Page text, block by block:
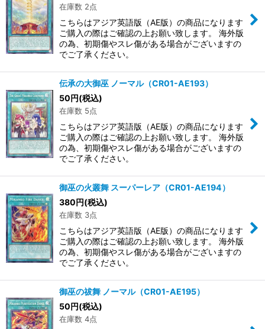
在庫数 2点
こちらはアジア英語版（AE版）の商品になります
ご購入の際はご確認の上お願い致します。 海外版
の為、初期傷やスレ傷がある場合がございますの
でご了承ください。
伝承の大御巫 ノーマル（CR01-AE193）
50円(税込)
在庫数 5点
こちらはアジア英語版（AE版）の商品になります
ご購入の際はご確認の上お願い致します。 海外版
の為、初期傷やスレ傷がある場合がございますの
でご了承ください。
御巫の火叢舞 スーパーレア（CR01-AE194）
380円(税込)
在庫数 3点
こちらはアジア英語版（AE版）の商品になります
ご購入の際はご確認の上お願い致します。 海外版
の為、初期傷やスレ傷がある場合がございますの
でご了承ください。
御巫の祓舞 ノーマル（CR01-AE195）
50円(税込)
在庫数 4点